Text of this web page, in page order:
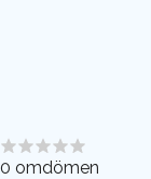
0 omdömen